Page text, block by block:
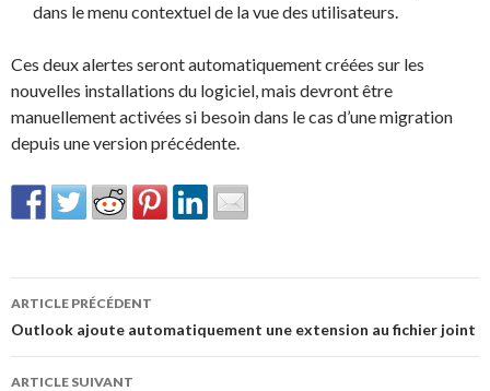
dans le menu contextuel de la vue des utilisateurs.
Ces deux alertes seront automatiquement créées sur les
nouvelles installations du logiciel, mais devront être
manuellement activées si besoin dans le cas d’une migration
depuis une version précédente.
Navigation
des
articles
ARTICLE PRÉCÉDENT
Outlook ajoute automatiquement une extension au fichier joint
ARTICLE SUIVANT